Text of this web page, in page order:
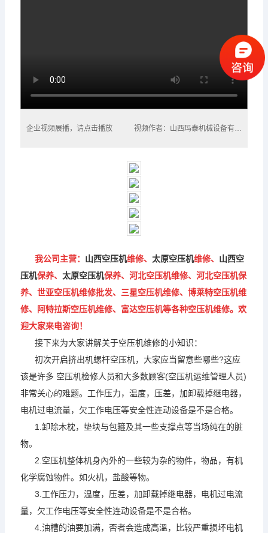
企业视频展播，请点击播放 视频作者：山西玛泰机械设备有限公司
我公司主营： 山西空压机维修、 太原空压机维修、 山西空
压机保养、 太原空压机保养、河北空压机维修、河北空压机保
养、世亚空压机维修批发、三星空压机维修、博莱特空压机维
修、阿特拉斯空压机维修、富达空压机等各种空压机维修。欢
迎大家来电咨询！
接下来为大家讲解关于空压机维修的小知识：
初次开启挤出机螺杆空压机，大家应当留意些哪些?这应
该是许多 空压机检修人员和大多数顾客(空压机运维管理人员)
非常关心的难题。工作压力，温度，压差，加卸载掉继电器，
电机过电流量，欠工作电压等安全性连动设备是不是合格。
1.卸除木枕，垫块与包箍及其一些支撑点等当场纯在的脏
物。
2.空压机整体机身內外的一些较为杂的物件，物品，有机
化学腐蚀物件。如火机，盐酸等物。
3.工作压力，温度，压差，加卸载掉继电器，电机过电流
量，欠工作电压等安全性连动设备是不是合格。
4.油槽的油要加满，否者会造成高溫，比较严重损坏电机